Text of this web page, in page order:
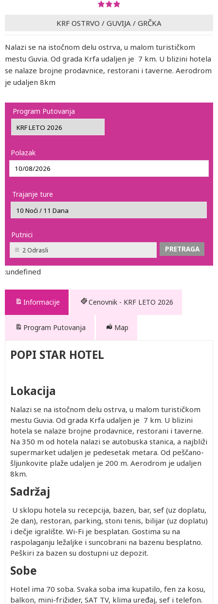
KRF OSTRVO / GUVIJA / GRČKA
Nalazi se na istočnom delu ostrva, u malom turističkom
mestu Guvia. Od grada Krfa udaljen je 7 km. U blizini hotela
se nalaze brojne prodavnice, restorani i taverne. Aerodrom
je udaljen 8km
Program Putovanja
Polazak
Trajanje ture
Putnici
2 Odrasli
:undefined
Informacije Cenovnik - KRF LETO 2026
Program Putovanja Map
POPI STAR HOTEL
Lokacija
Nalazi se na istočnom delu ostrva, u malom turističkom
mestu Guvia. Od grada Krfa udaljen je 7 km. U blizini
hotela se nalaze brojne prodavnice, restorani i taverne.
Na 350 m od hotela nalazi se autobuska stanica, a najbliži
supermarket udaljen je pedesetak metara. Od peščano-
šljunkovite plaže udaljen je 200 m. Aerodrom je udaljen
8km.
Sadržaj
U sklopu hotela su recepcija, bazen, bar, sef (uz doplatu,
2e dan), restoran, parking, stoni tenis, bilijar (uz doplatu)
i dečje igralište. Wi-Fi je besplatan. Gostima su na
raspolaganju ležaljke i suncobrani na bazenu besplatno.
Peškiri za bazen su dostupni uz depozit.
Sobe
Hotel ima 70 soba. Svaka soba ima kupatilo, fen za kosu,
balkon, mini-frižider, SAT TV, klima uređaj, sef i telefon.